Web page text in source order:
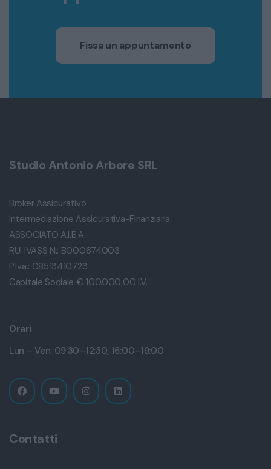
Fissa un appuntamento
Studio Antonio Arbore SRL
Broker Assicurativo
Intermediazione Assicurativa-Finanziaria.
ASSOCIATO A.I.B.A.
RUI IVASS N.: B000674003
P.Iva.: 08513410723
Capitale Sociale € 100.000,00 I.V.
Orari
Lun – Ven: 09:30–12:30, 16:00–19:00
Contatti